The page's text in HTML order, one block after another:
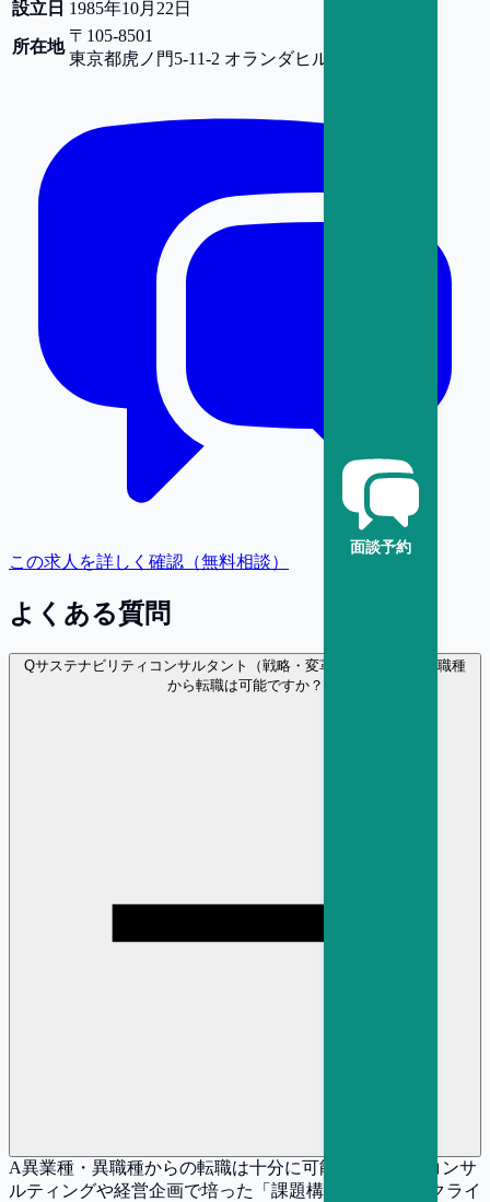
面談予約
設立日 1985年10月22日
所在地
〒105-8501
東京都虎ノ門5-11-2 オランダヒルズ森タワー
この求人を詳しく確認（無料相談）
よくある質問
Qサステナビリティコンサルタント（戦略・変革） に異業種・異職種
から転職は可能ですか？
A異業種・異職種からの転職は十分に可能です。戦略コンサ
ルティングや経営企画で培った「課題構造化力」や「クライ